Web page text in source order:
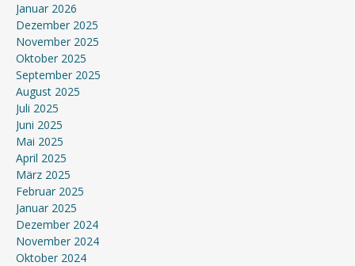
Januar 2026
Dezember 2025
November 2025
Oktober 2025
September 2025
August 2025
Juli 2025
Juni 2025
Mai 2025
April 2025
März 2025
Februar 2025
Januar 2025
Dezember 2024
November 2024
Oktober 2024